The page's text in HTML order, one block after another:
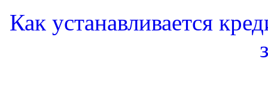
Как устанавливается